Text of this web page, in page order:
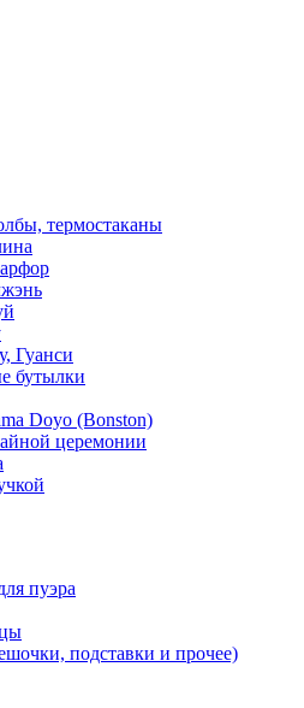
термостаканы
Гуанси
бутылки
Doyo (Bonston)
церемонии
пуэра
подставки и прочее)